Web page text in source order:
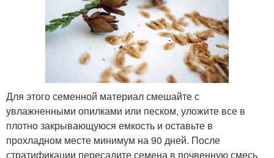
Для этого семенной материал смешайте с
увлажненными опилками или песком, уложите все в
плотно закрывающуюся емкость и оставьте в
прохладном месте минимум на 90 дней. После
стратификации пересадите семена в почвенную смесь